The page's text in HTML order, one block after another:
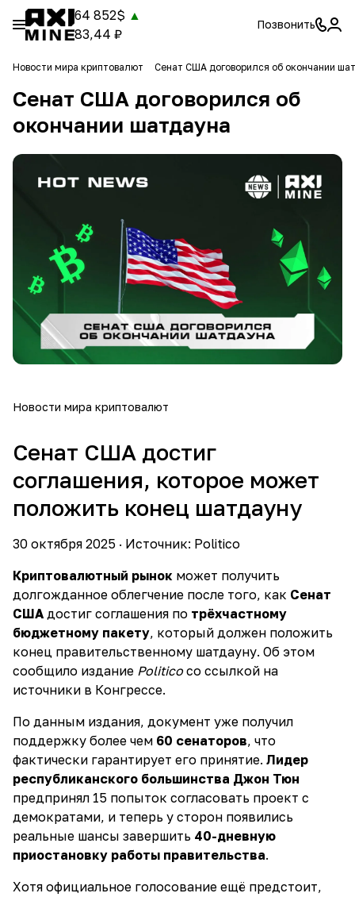
64 852$ ▲
83,44 ₽
Позвонить
Новости мира криптовалют Сенат США договорился об окончании
Сенат США договорился об
окончании шатдауна
Новости мира криптовалют
Сенат США достиг
соглашения, которое может
положить конец шатдауну
30 октября 2025 · Источник: Politico
Криптовалютный рынок может получить
долгожданное облегчение после того, как Сенат
США достиг соглашения по трёхчастному
бюджетному пакету, который должен положить
конец правительственному шатдауну. Об этом
сообщило издание Politicoсо ссылкой на
источники в Конгрессе.
По данным издания, документ уже получил
поддержку более чем 60 сенаторов, что
фактически гарантирует его принятие. Лидер
республиканского большинства Джон Тюн
предпринял 15 попыток согласовать проект с
демократами, и теперь у сторон появились
реальные шансы завершить 40-дневную
приостановку работы правительства.
Хотя официальное голосование ещё предстоит,